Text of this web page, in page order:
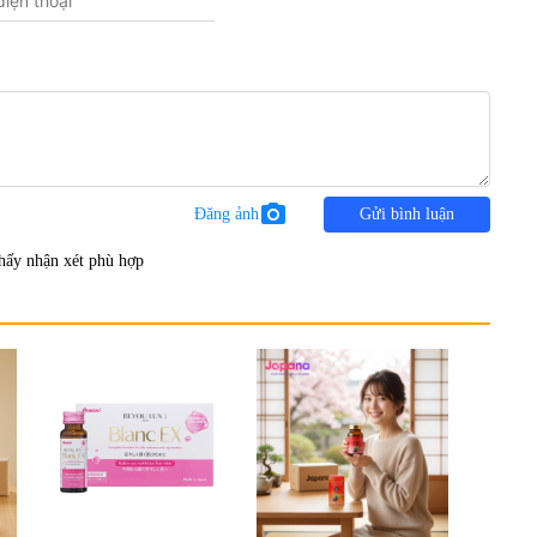
Đăng ảnh photo_camera Gửi bình luận
nhận xét phù hợp